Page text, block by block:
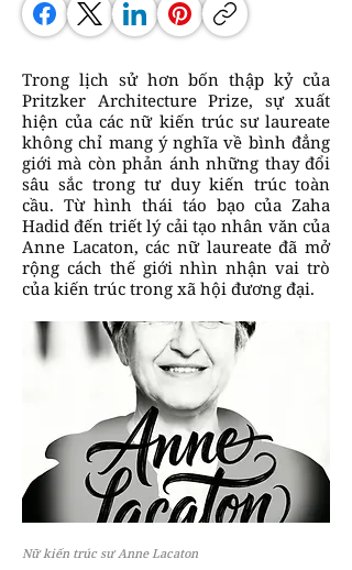
Trong lịch sử hơn bốn thập kỷ của
Pritzker Architecture Prize, sự xuất
hiện của các nữ kiến trúc sư laureate
không chỉ mang ý nghĩa về bình đẳng
giới mà còn phản ánh những thay đổi
sâu sắc trong tư duy kiến trúc toàn
cầu. Từ hình thái táo bạo của Zaha
Hadid đến triết lý cải tạo nhân văn của
Anne Lacaton, các nữ laureate đã mở
rộng cách thế giới nhìn nhận vai trò
của kiến trúc trong xã hội đương đại.
Nữ kiến trúc sư Anne Lacaton